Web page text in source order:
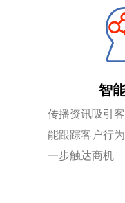
智
传播资讯吸引
能跟踪客户行
一步触达商机